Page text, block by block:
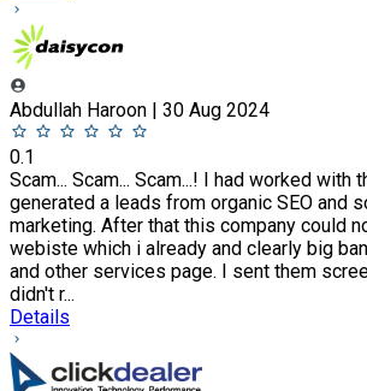
Abdullah Haroon | 30 Aug 2024
0.1
Scam... Scam... Scam...! I had worked with
generated a leads from organic SEO and
marketing. After that this company could
webiste which i already and clearly big
and other services page. I sent them
didn't r...
Details